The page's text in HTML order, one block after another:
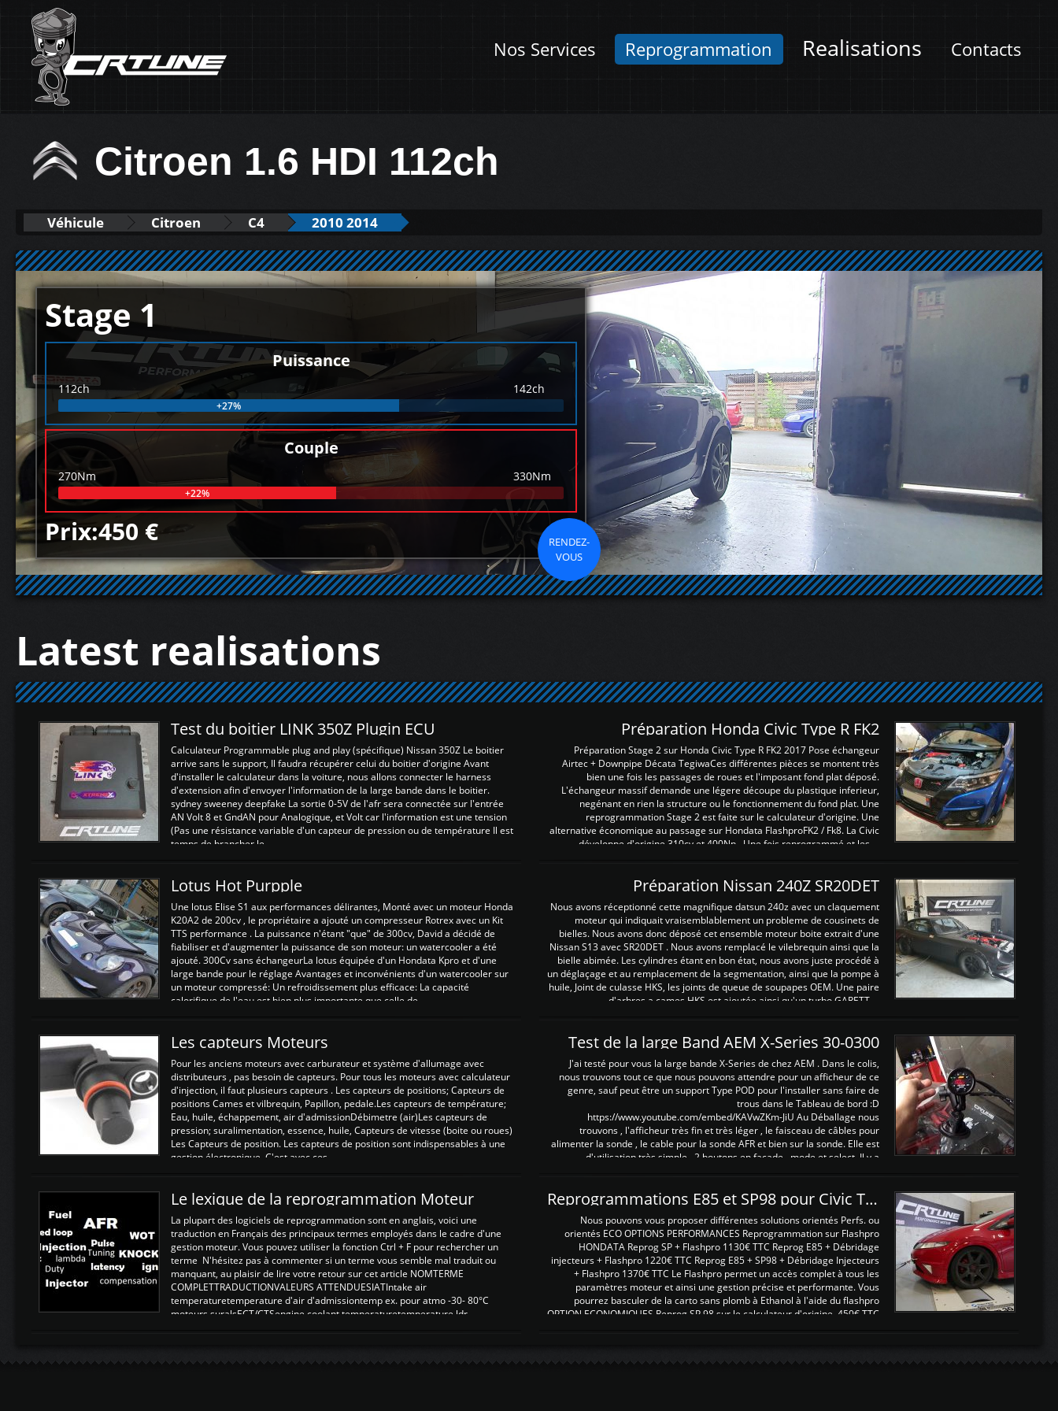
Nos Services Reprogrammation Realisations Contacts
Citroen 1.6 HDI 112ch
Véhicule Citroen C4 2010 2014
Stage 1
Puissance
112ch 142ch
+27%
Couple
270Nm 330Nm
+22%
Prix:450 €
RENDEZ-
VOUS
Latest realisations
Test du boitier LINK 350Z Plugin ECU
Calculateur Programmable plug and play (spécifique) Nissan 350Z Le boitier
arrive sans le support, Il faudra récupérer celui du boitier d'origine Avant
d'installer le calculateur dans la voiture, nous allons connecter le harness
d'extension afin d'envoyer l'information de la large bande dans le boitier.
sydney sweeney deepfake La sortie 0-5V de l'afr sera connectée sur l'entrée
AN Volt 8 et GndAN pour Analogique, et Volt car l'information est une tension
(Pas une résistance variable d'un capteur de pression ou de température Il est
temps de brancher le ...
Préparation Honda Civic Type R FK2
Préparation Stage 2 sur Honda Civic Type R FK2 2017 Pose échangeur
Airtec + Downpipe Décata TegiwaCes différentes pièces se montent très
bien une fois les passages de roues et l'imposant fond plat déposé.
L'échangeur massif demande une légere découpe du plastique inferieur,
negénant en rien la structure ou le fonctionnement du fond plat. Une
reprogrammation Stage 2 est faite sur le calculateur d'origine. Une
alternative économique au passage sur Hondata FlashproFK2 / Fk8. La Civic
développe d'origine 310cv et 400Nn , Une fois reprogrammé et les ...
Lotus Hot Purpple
Une lotus Elise S1 aux performances délirantes, Monté avec un moteur Honda
K20A2 de 200cv , le propriétaire a ajouté un compresseur Rotrex avec un Kit
TTS performance . La puissance n'étant "que" de 300cv, David a décidé de
fiabiliser et d'augmenter la puissance de son moteur: un watercooler a été
ajouté. 300Cv sans échangeurLa lotus équipée d'un Hondata Kpro et d'une
large bande pour le réglage Avantages et inconvénients d'un watercooler sur
un moteur compressé: Un refroidissement plus efficace: La capacité
calorifique de l'eau est bien plus importante que celle de ...
Préparation Nissan 240Z SR20DET
Nous avons réceptionné cette magnifique datsun 240z avec un claquement
moteur qui indiquait vraisemblablement un probleme de cousinets de
bielles. Nous avons donc déposé cet ensemble moteur boite extrait d'une
Nissan S13 avec SR20DET . Nous avons remplacé le vilebrequin ainsi que la
bielle abimée. Les cylindres étant en bon état, nous avons juste procédé à
un déglaçage et au remplacement de la segmentation, ainsi que la pompe à
huile, Joint de culasse HKS, les joints de queue de soupapes OEM. Une paire
d'arbres a cames HKS est ajoutée ainsi qu'un turbo GARETT ...
Les capteurs Moteurs
Pour les anciens moteurs avec carburateur et système d'allumage avec
distributeurs , pas besoin de capteurs. Pour tous les moteurs avec calculateur
d'injection, il faut plusieurs capteurs . Les capteurs de positions; Capteurs de
positions Cames et vilbrequin, Papillon, pedale.Les capteurs de température;
Eau, huile, échappement, air d'admissionDébimetre (air)Les capteurs de
pression; suralimentation, essence, huile, Capteurs de vitesse (boite ou roues)
Les Capteurs de position. Les capteurs de position sont indispensables à une
gestion électronique. C'est avec ces ...
Test de la large Band AEM X-Series 30-0300
J'ai testé pour vous la large bande X-Series de chez AEM . Dans le colis,
nous trouvons tout ce que nous pouvons attendre pour un afficheur de ce
genre, sauf peut être un support Type POD pour l'installer sans faire de
trous dans le Tableau de bord :D
https://www.youtube.com/embed/KAVwZKm-JiU Au Déballage nous
trouvons , l'afficheur très fin et très léger , le faisceau de câbles pour
alimenter la sonde , le cable pour la sonde AFR et bien sur la sonde. Elle est
d'utilisation très simple , 2 boutons en façade , mode et select. Il y a
Le lexique de la reprogrammation Moteur
La plupart des logiciels de reprogrammation sont en anglais, voici une
traduction en Français des principaux termes employés dans le cadre d'une
gestion moteur. Vous pouvez utiliser la fonction Ctrl + F pour rechercher un
terme N'hésitez pas à commenter si un terme vous semble mal traduit ou
manquant, au plaisir de lire votre retour sur cet article NOMTERME
COMPLETTRADUCTIONVALEURS ATTENDUESIATIntake air
temperaturetemperature d'air d'admissiontemp ex. pour atmo -30- 80°C
moteurs suralsECT/CTSengine coolant temperaturetemperature ldr
Reprogrammations E85 et SP98 pour Civic Type R FN2
Nous pouvons vous proposer différentes solutions orientés Perfs. ou
orientés ECO OPTIONS PERFORMANCES Reprogrammation sur Flashpro
HONDATA Reprog SP + Flashpro 1130€ TTC Reprog E85 + Débridage
injecteurs + Flashpro 1220€ TTC Reprog E85 + SP98 + Débridage Injecteurs
+ Flashpro 1370€ TTC Le Flashpro permet un accès complet à tous les
paramètres moteur et ainsi une gestion précise et performante. Vous
pourrez basculer de la carto sans plomb à Ethanol à l'aide du flashpro
OPTION ECONOMIQUES Reprog SP 98 sur le calculateur d'origine 450€ TTC